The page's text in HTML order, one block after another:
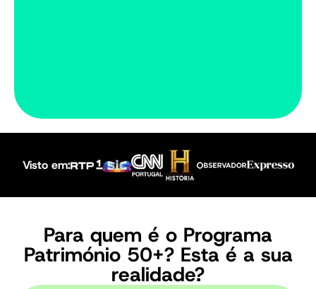
Visto em:
Para quem é o Programa
Património 50+? Esta é a sua
realidade?